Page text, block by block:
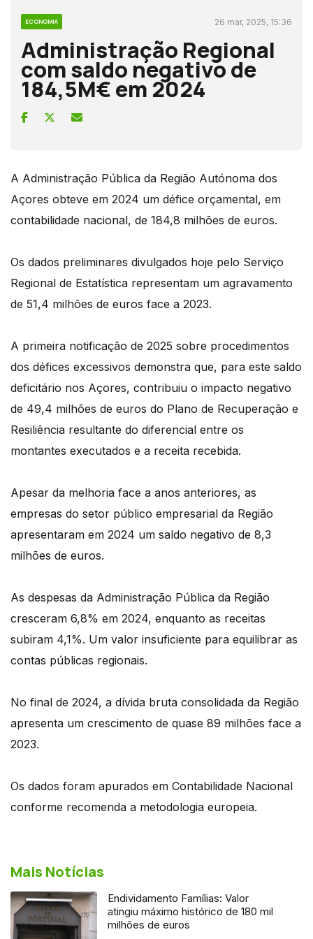
ECONOMIA 26 mar, 2025, 15:36
Administração Regional
com saldo negativo de
184,5M€ em 2024
A Administração Pública da Região Autónoma dos
Açores obteve em 2024 um défice orçamental, em
contabilidade nacional, de 184,8 milhões de euros.
Os dados preliminares divulgados hoje pelo Serviço
Regional de Estatística representam um agravamento
de 51,4 milhões de euros face a 2023.
A primeira notificação de 2025 sobre procedimentos
dos défices excessivos demonstra que, para este saldo
deficitário nos Açores, contribuiu o impacto negativo
de 49,4 milhões de euros do Plano de Recuperação e
Resiliência resultante do diferencial entre os
montantes executados e a receita recebida.
Apesar da melhoria face a anos anteriores, as
empresas do setor público empresarial da Região
apresentaram em 2024 um saldo negativo de 8,3
milhões de euros.
As despesas da Administração Pública da Região
cresceram 6,8% em 2024, enquanto as receitas
subiram 4,1%. Um valor insuficiente para equilibrar as
contas públicas regionais.
No final de 2024, a dívida bruta consolidada da Região
apresenta um crescimento de quase 89 milhões face a
2023.
Os dados foram apurados em Contabilidade Nacional
conforme recomenda a metodologia europeia.
Mais Notícias
Endividamento Famílias: Valor
atingiu máximo histórico de 180 mil
milhões de euros